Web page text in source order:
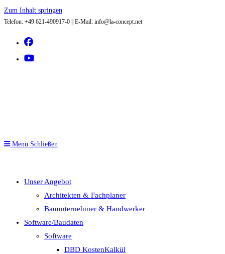
Zum Inhalt springen
Telefon: +49 621-490917-0 || E-Mail: info@la-concept.net
Menü Schließen
Unser Angebot
Architekten & Fachplaner
Bauunternehmer & Handwerker
Software/Baudaten
Software
DBD KostenKalkül